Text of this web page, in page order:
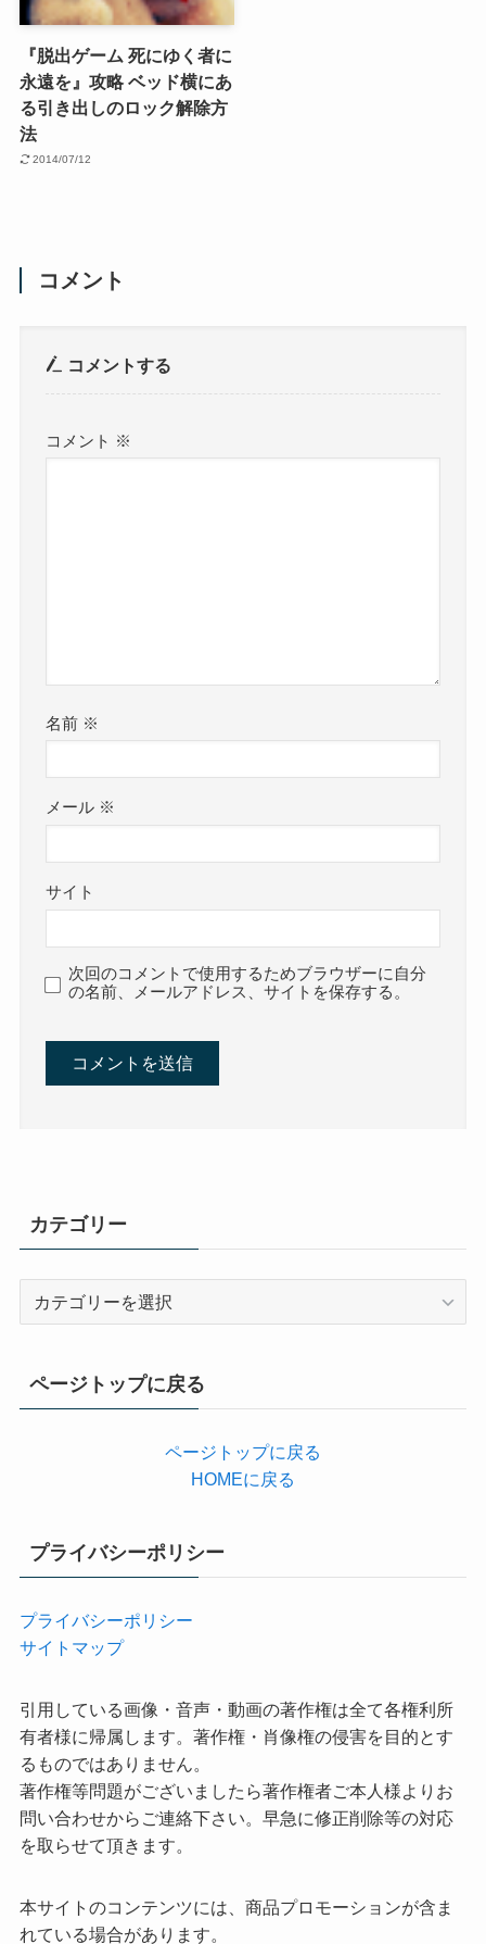
『脱出ゲーム 死にゆく者に
永遠を』攻略 ベッド横にあ
る引き出しのロック解除方
法
2014/07/12
コメント
コメントする
コメント ※
名前 ※
メール ※
サイト
次回のコメントで使用するためブラウザーに自分
の名前、メールアドレス、サイトを保存する。
カテゴリー
ページトップに戻る
ページトップに戻る
HOMEに戻る
プライバシーポリシー
プライバシーポリシー
サイトマップ
引用している画像・音声・動画の著作権は全て各権利所
有者様に帰属します。著作権・肖像権の侵害を目的とす
るものではありません。
著作権等問題がございましたら著作権者ご本人様よりお
問い合わせからご連絡下さい。早急に修正削除等の対応
を取らせて頂きます。
本サイトのコンテンツには、商品プロモーションが含ま
れている場合があります。